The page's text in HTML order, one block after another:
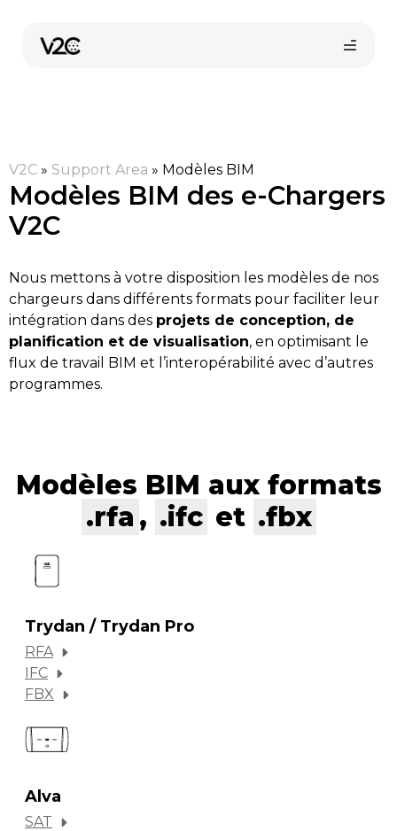
contenu
Trouvez votre installateur
V2C » Support Area » Modèles BIM
Modèles BIM des e-Chargers
V2C
Nous mettons à votre disposition les modèles de nos
chargeurs dans différents formats pour faciliter leur
intégration dans des projets de conception, de
planification et de visualisation, en optimisant le
flux de travail BIM et l’interopérabilité avec d’autres
programmes.
Modèles BIM aux formats
.rfa , .ifc et .fbx
Trydan / Trydan Pro
RFA
IFC
FBX
Alva
SAT